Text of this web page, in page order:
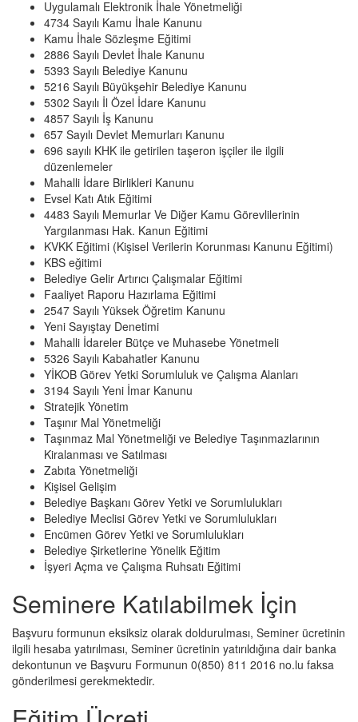
Uygulamalı Elektronik İhale Yönetmeliği
4734 Sayılı Kamu İhale Kanunu
Kamu İhale Sözleşme Eğitimi
2886 Sayılı Devlet İhale Kanunu
5393 Sayılı Belediye Kanunu
5216 Sayılı Büyükşehir Belediye Kanunu
5302 Sayılı İl Özel İdare Kanunu
4857 Sayılı İş Kanunu
657 Sayılı Devlet Memurları Kanunu
696 sayılı KHK ile getirilen taşeron işçiler ile ilgili
düzenlemeler
Mahalli İdare Birlikleri Kanunu
Evsel Katı Atık Eğitimi
4483 Sayılı Memurlar Ve Diğer Kamu Görevlilerinin
Yargılanması Hak. Kanun Eğitimi
KVKK Eğitimi (Kişisel Verilerin Korunması Kanunu Eğitimi)
KBS eğitimi
Belediye Gelir Artırıcı Çalışmalar Eğitimi
Faaliyet Raporu Hazırlama Eğitimi
2547 Sayılı Yüksek Öğretim Kanunu
Yeni Sayıştay Denetimi
Mahalli İdareler Bütçe ve Muhasebe Yönetmeli
5326 Sayılı Kabahatler Kanunu
YİKOB Görev Yetki Sorumluluk ve Çalışma Alanları
3194 Sayılı Yeni İmar Kanunu
Stratejik Yönetim
Taşınır Mal Yönetmeliği
Taşınmaz Mal Yönetmeliği ve Belediye Taşınmazlarının
Kiralanması ve Satılması
Zabıta Yönetmeliği
Kişisel Gelişim
Belediye Başkanı Görev Yetki ve Sorumlulukları
Belediye Meclisi Görev Yetki ve Sorumlulukları
Encümen Görev Yetki ve Sorumlulukları
Belediye Şirketlerine Yönelik Eğitim
İşyeri Açma ve Çalışma Ruhsatı Eğitimi
Seminere Katılabilmek İçin
Başvuru formunun eksiksiz olarak doldurulması, Seminer ücretinin
ilgili hesaba yatırılması, Seminer ücretinin yatırıldığına dair banka
dekontunun ve Başvuru Formunun 0(850) 811 2016 no.lu faksa
gönderilmesi gerekmektedir.